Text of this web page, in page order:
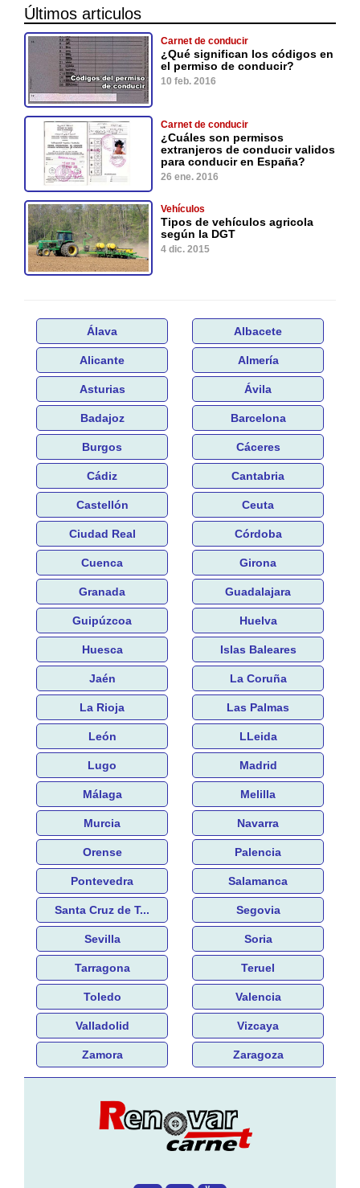
Últimos articulos
Carnet de conducir
¿Qué significan los códigos en
el permiso de conducir?
10 feb. 2016
Carnet de conducir
¿Cuáles son permisos
extranjeros de conducir validos
para conducir en España?
26 ene. 2016
Vehículos
Tipos de vehículos agricola
según la DGT
4 dic. 2015
Álava Albacete
Alicante Almería
Asturias Ávila
Badajoz Barcelona
Burgos Cáceres
Cádiz Cantabria
Castellón Ceuta
Ciudad Real Córdoba
Cuenca Girona
Granada Guadalajara
Guipúzcoa Huelva
Huesca Islas Baleares
Jaén La Coruña
La Rioja Las Palmas
León LLeida
Lugo Madrid
Málaga Melilla
Murcia Navarra
Orense Palencia
Pontevedra Salamanca
Santa Cruz de T... Segovia
Sevilla Soria
Tarragona Teruel
Toledo Valencia
Valladolid Vizcaya
Zamora Zaragoza